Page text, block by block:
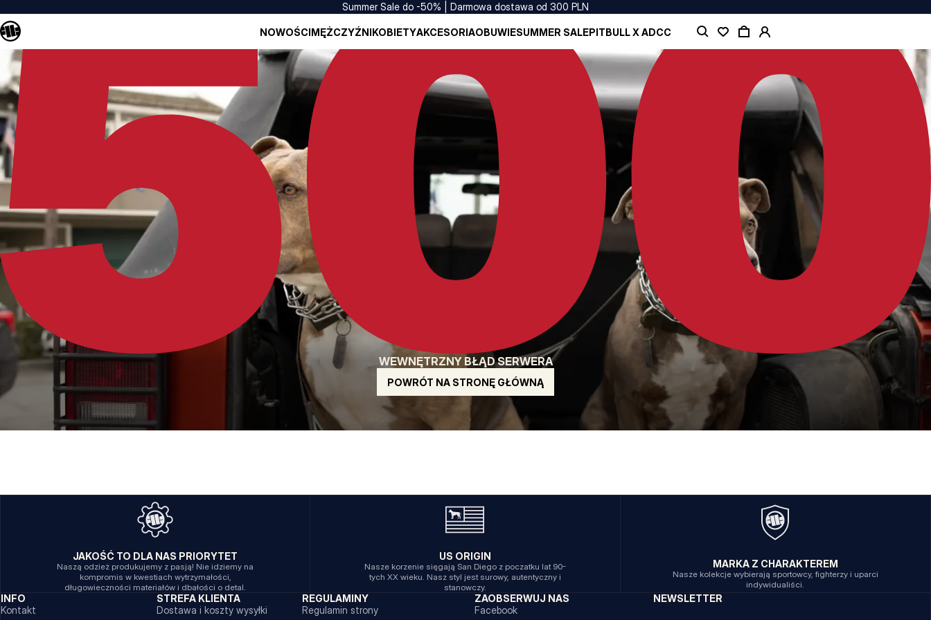
Summer Sale do -50% | Darmowa dostawa od 300 PLN
NOWOŚCIMĘŻCZYŹNIKOBIETYAKCESORIAOBUWIESUMMER SALEPITBULL X ADCC
WEWNĘTRZNY BŁĄD SERWERA
POWRÓT NA STRONĘ GŁÓWNĄ
JAKOŚĆ TO DLA NAS PRIORYTET
Naszą odzież produkujemy z pasją! Nie idziemy na
kompromis w kwestiach wytrzymałości,
długowieczności materiałów i dbałości o detal.
US ORIGIN
Nasze korzenie sięgają San Diego z poczatku lat 90-
tych XX wieku. Nasz styl jest surowy, autentyczny i
stanowczy.
MARKA Z CHARAKTEREM
Nasze kolekcje wybierają sportowcy, fighterzy i uparci
indywidualiści.
INFO
Kontakt
STREFA KLIENTA
Dostawa i koszty wysyłki
REGULAMINY
Regulamin strony
ZAOBSERWUJ NAS
Facebook
NEWSLETTER